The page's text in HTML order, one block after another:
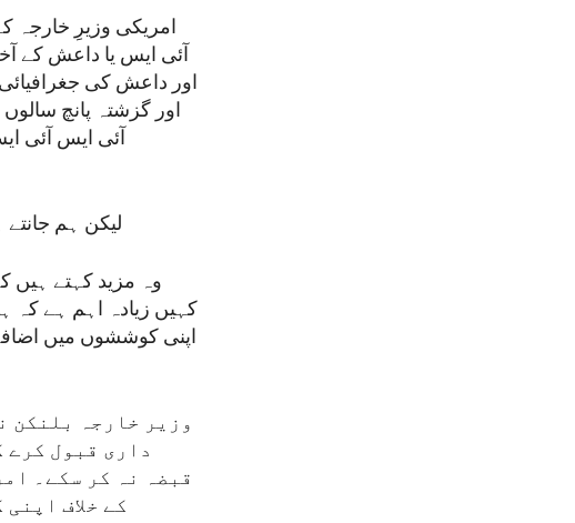
آئی ایس یا داعش کے
اور داعش کی
اور گزشتہ پانچ
آئی ایس آئی
لیکن ہم
وہ مزید کہتے ہیں
کہیں زیادہ اہم ہے کہ
اپنی کوششوں میں
وزیر خارجہ بلنکن
داری قبول کرے
قبضہ نہ کر سکے۔
کے خلاف